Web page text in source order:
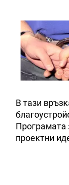
В тази
Програмата
проектни